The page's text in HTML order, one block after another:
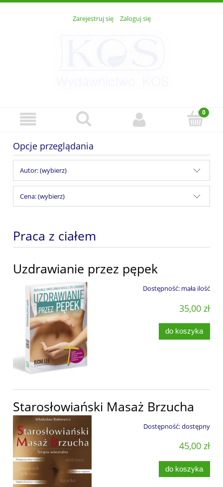
Zarejestruj się Zaloguj się
Opcje przeglądania
Autor: (wybierz)
Cena: (wybierz)
Praca z ciałem
Uzdrawianie przez pępek
Dostępność: mała ilość
35,00 zł
do koszyka
Starosłowiański Masaż Brzucha
Dostępność:dostępny
45,00 zł
do koszyka